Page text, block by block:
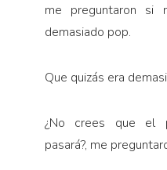
me preguntaron si
demasiado pop.
Que quizás era
¿No crees que el
pasará?, me